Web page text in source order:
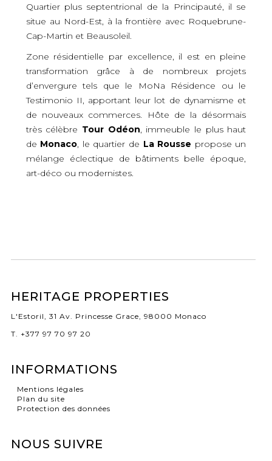
Quartier plus septentrional de la Principauté, il se
situe au Nord-Est, à la frontière avec Roquebrune-
Cap-Martin et Beausoleil.
Zone résidentielle par excellence, il est en pleine
transformation grâce à de nombreux projets
d’envergure tels que le MoNa Résidence ou le
Testimonio II, apportant leur lot de dynamisme et
de nouveaux commerces. Hôte de la désormais
très célèbre Tour Odéon , immeuble le plus haut
de Monaco , le quartier de La Rousse propose un
mélange éclectique de bâtiments belle époque,
art-déco ou modernistes.
HERITAGE PROPERTIES
L'Estoril, 31 Av. Princesse Grace, 98000 Monaco
T. +377 97 70 97 20
INFORMATIONS
Mentions légales
Plan du site
Protection des données
NOUS SUIVRE